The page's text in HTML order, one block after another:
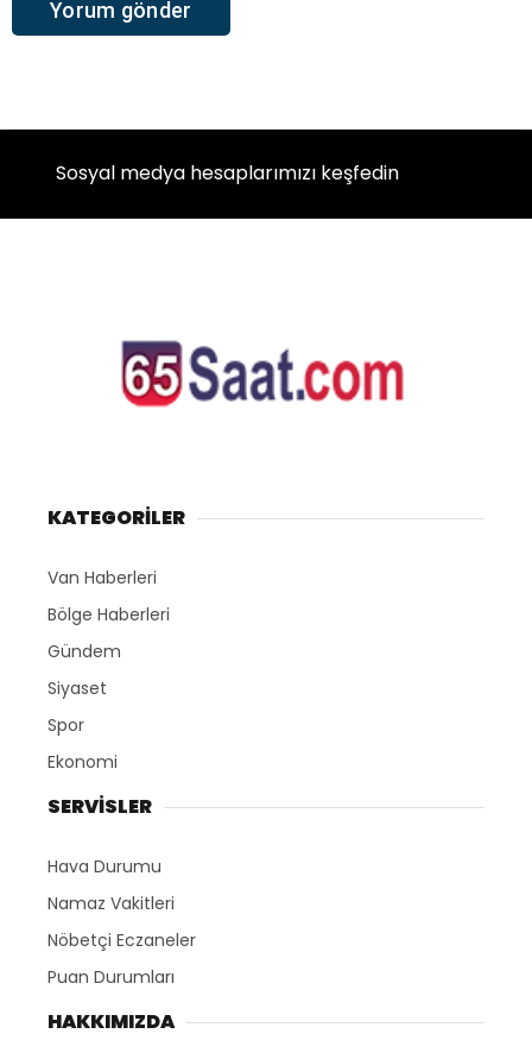
Sosyal medya hesaplarımızı keşfedin
KATEGORİLER
Van Haberleri
Bölge Haberleri
Gündem
Siyaset
Spor
Ekonomi
SERVİSLER
Hava Durumu
Namaz Vakitleri
Nöbetçi Eczaneler
Puan Durumları
HAKKIMIZDA